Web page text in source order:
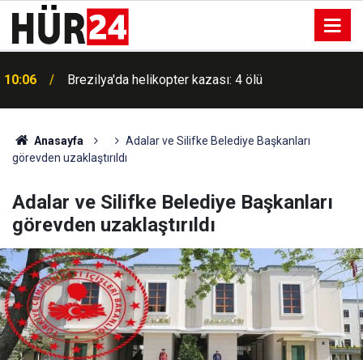
10:06 Brezilya'da helikopter kazası: 4 ölü
Anasayfa
Adalar ve Silifke Belediye Başkanları
görevden uzaklaştırıldı
Adalar ve Silifke Belediye Başkanları
görevden uzaklaştırıldı